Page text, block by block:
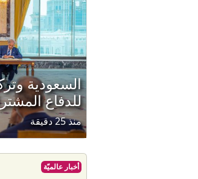
السعودية
للدفاع
منذ 25 دقيقة
أخبار عالميّة